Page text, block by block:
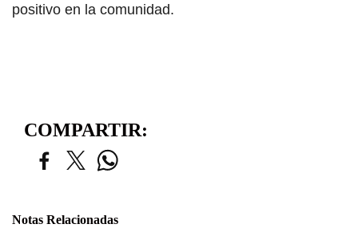
positivo en la comunidad.
COMPARTIR:
Notas Relacionadas